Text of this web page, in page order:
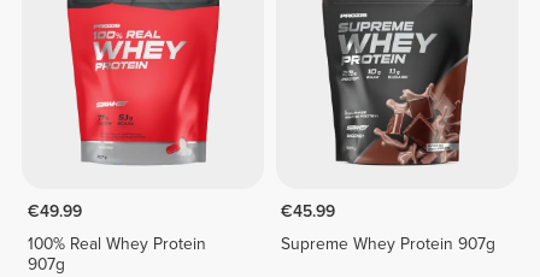
€49.99
100% Real Whey Protein
907g
€45.99
Supreme Whey Protein 907g